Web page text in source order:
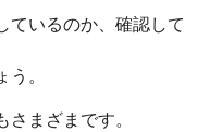
ているのか、確認して
。
まざまです。